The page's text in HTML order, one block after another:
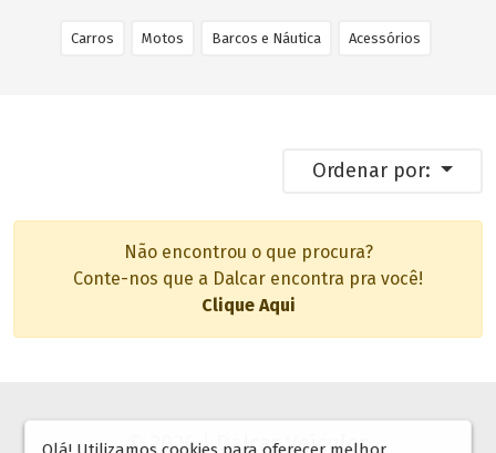
Carros Motos Barcos e Náutica Acessórios
Ordenar por:
Não encontrou o que procura?
Conte-nos que a Dalcar encontra pra você!
Clique Aqui
© 2026 | Dalcar Veículos